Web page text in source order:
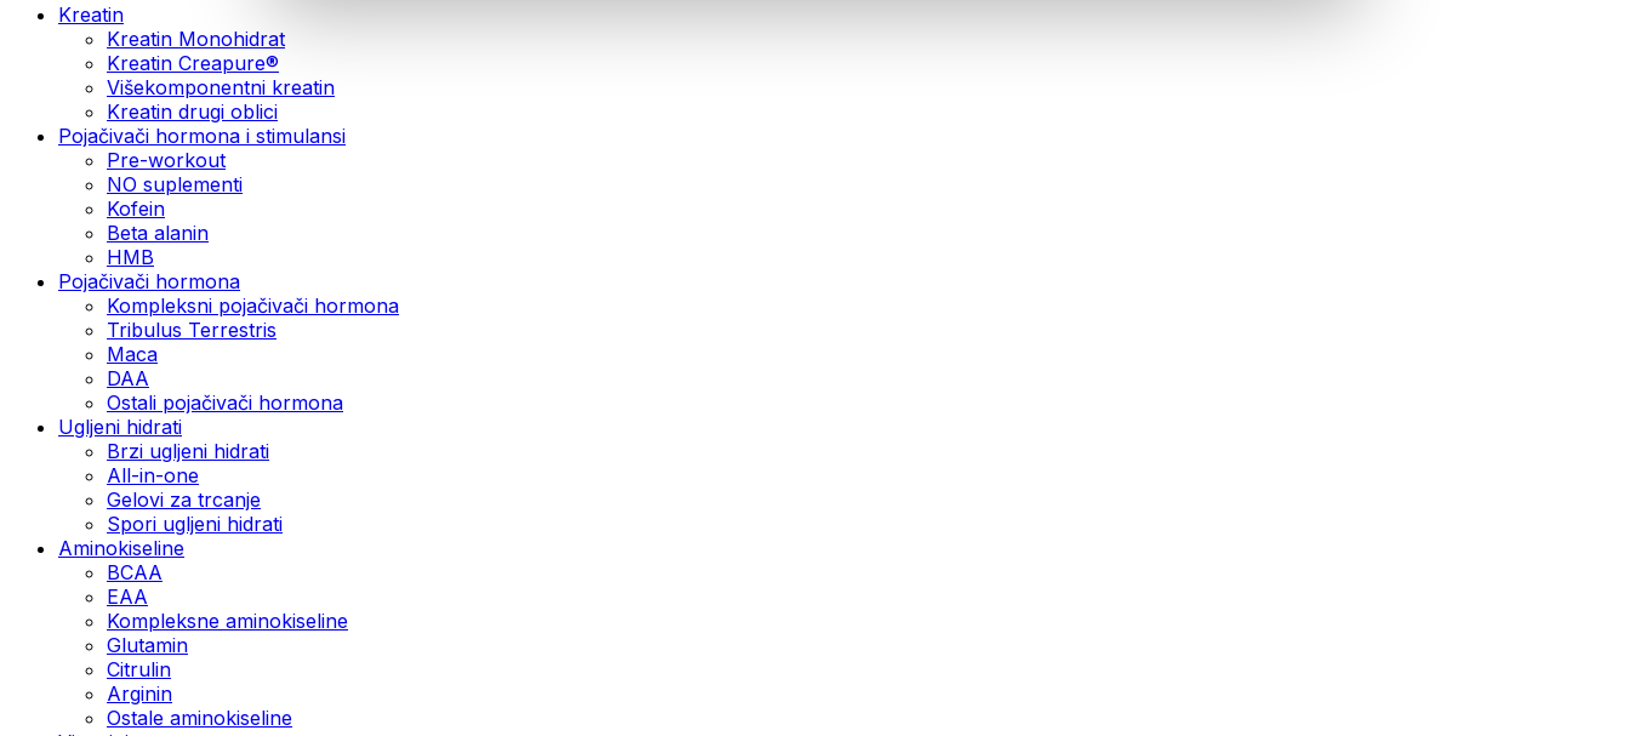
Kreatin
Kreatin Monohidrat
Kreatin Creapure®
Višekomponentni kreatin
Kreatin drugi oblici
Pojačivači hormona i stimulansi
Pre-workout
NO suplementi
Kofein
Beta alanin
HMB
Pojačivači hormona
Kompleksni pojačivači hormona
Tribulus Terrestris
Maca
DAA
Ostali pojačivači hormona
Ugljeni hidrati
Brzi ugljeni hidrati
All-in-one
Gelovi za trcanje
Spori ugljeni hidrati
Aminokiseline
BCAA
ЕАА
Kompleksne aminokiseline
Glutamin
Citrulin
Arginin
Ostale aminokiseline